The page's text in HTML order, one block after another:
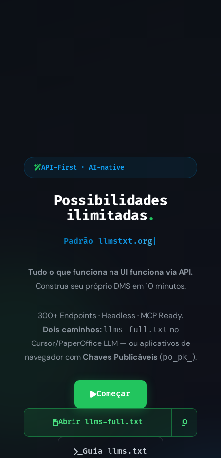
API-First · AI-native
Possibilidades
ilimitadas.
Padrão llmstxt.org
Tudo o que funciona na UI funciona via API.
Construa seu próprio DMS em 10 minutos.
300+ Endpoints · Headless · MCP Ready.
Dois caminhos: llms-full.txt no
Cursor/PaperOffice LLM — ou aplicativos de
navegador comChaves Publicáveis (po_pk_ ).
Começar
Abrir llms-full.txt
Guia llms.txt